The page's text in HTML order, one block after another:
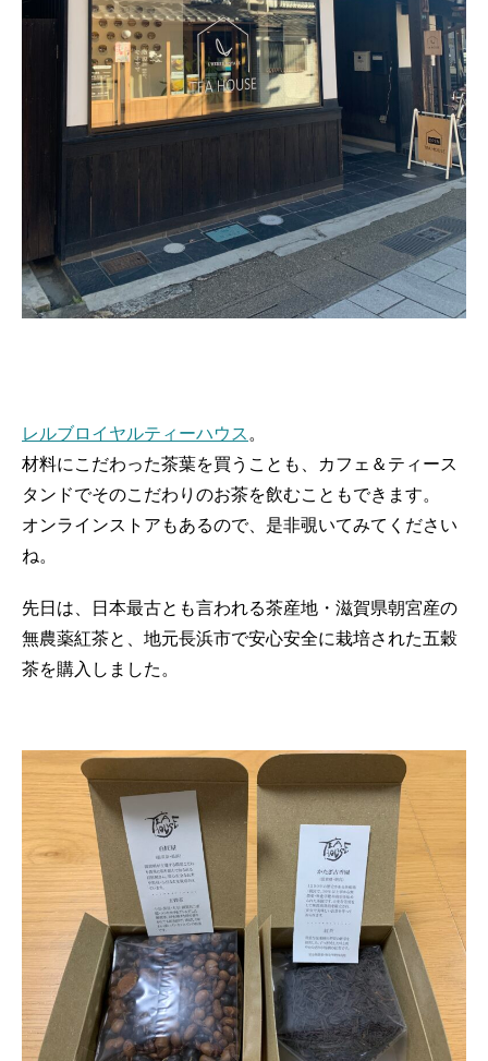
レルブロイヤルティーハウス 。
材料にこだわった茶葉を買うことも、カフェ＆ティース
タンドでそのこだわりのお茶を飲むこともできます。
オンラインストアもあるので、是非覗いてみてください
ね。
先日は、日本最古とも言われる茶産地・滋賀県朝宮産の
無農薬紅茶と、地元長浜市で安心安全に栽培された五穀
茶を購入しました。